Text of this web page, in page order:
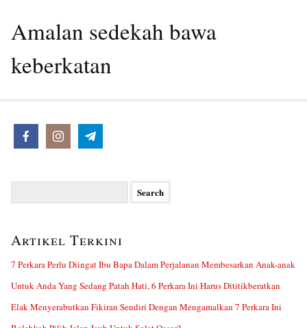
Amalan sedekah bawa
keberkatan
Artikel Terkini
7 Perkara Perlu Diingat Ibu Bapa Dalam Perjalanan Membesarkan Anak-anak
Untuk Anda Yang Sedang Patah Hati, 6 Perkara Ini Harus Dititikberatkan
Elak Menyerabutkan Fikiran Sendiri Dengan Mengamalkan 7 Perkara Ini